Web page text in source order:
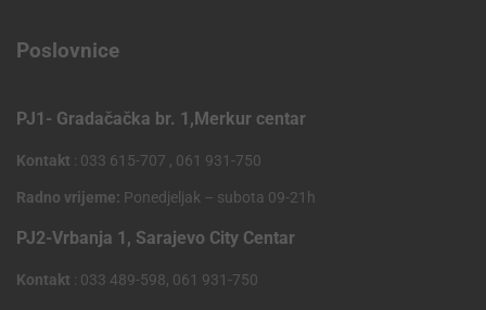
Poslovnice
PJ1- Gradačačka br. 1,Merkur centar
Kontakt : 033 615-707 , 061 931-750
Radno vrijeme: Ponedjeljak – subota 09-21h
PJ2-Vrbanja 1, Sarajevo City Centar
Kontakt : 033 489-598, 061 931-750